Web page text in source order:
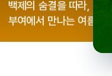
백제의 숨결을 따라,
부여에서 만나는 여름